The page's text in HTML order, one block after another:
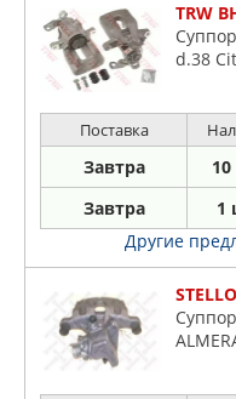
TRW
d.38
Поставка
Завтра
Завтра 1
Другие